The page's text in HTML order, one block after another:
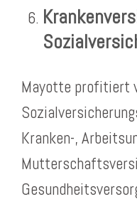
Mayotte profitiert
Kranken-,